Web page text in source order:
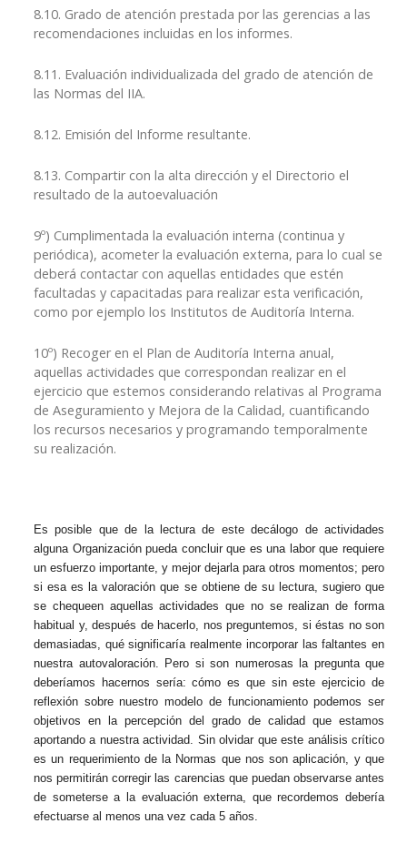
8.10. Grado de atención prestada por las gerencias a las
recomendaciones incluidas en los informes.
8.11. Evaluación individualizada del grado de atención de
las Normas del IIA.
8.12. Emisión del Informe resultante.
8.13. Compartir con la alta dirección y el Directorio el
resultado de la autoevaluación
9º) Cumplimentada la evaluación interna (continua y
periódica), acometer la evaluación externa, para lo cual se
deberá contactar con aquellas entidades que estén
facultadas y capacitadas para realizar esta verificación,
como por ejemplo los Institutos de Auditoría Interna.
10º) Recoger en el Plan de Auditoría Interna anual,
aquellas actividades que correspondan realizar en el
ejercicio que estemos considerando relativas al Programa
de Aseguramiento y Mejora de la Calidad, cuantificando
los recursos necesarios y programando temporalmente
su realización.
Es posible que de la lectura de este decálogo de actividades
alguna Organización pueda concluir que es una labor que requiere
un esfuerzo importante, y mejor dejarla para otros momentos; pero
si esa es la valoración que se obtiene de su lectura, sugiero que
se chequeen aquellas actividades que no se realizan de forma
habitual y, después de hacerlo, nos preguntemos, si éstas no son
demasiadas, qué significaría realmente incorporar las faltantes en
nuestra autovaloración. Pero si son numerosas la pregunta que
deberíamos hacernos sería: cómo es que sin este ejercicio de
reflexión sobre nuestro modelo de funcionamiento podemos ser
objetivos en la percepción del grado de calidad que estamos
aportando a nuestra actividad. Sin olvidar que este análisis crítico
es un requerimiento de la Normas que nos son aplicación, y que
nos permitirán corregir las carencias que puedan observarse antes
de someterse a la evaluación externa, que recordemos debería
efectuarse al menos una vez cada 5 años.